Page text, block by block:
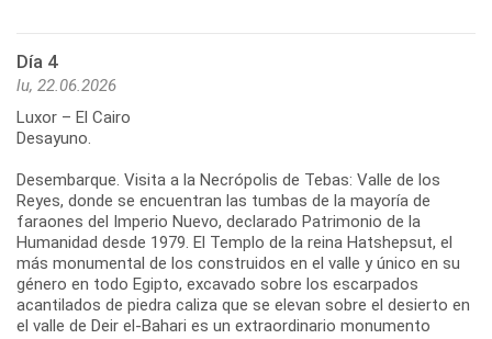
Día 4
lu, 22.06.2026
Luxor – El Cairo
Desayuno.
Desembarque. Visita a la Necrópolis de Tebas: Valle de los
Reyes, donde se encuentran las tumbas de la mayoría de
faraones del Imperio Nuevo, declarado Patrimonio de la
Humanidad desde 1979. El Templo de la reina Hatshepsut, el
más monumental de los construidos en el valle y único en su
género en todo Egipto, excavado sobre los escarpados
acantilados de piedra caliza que se elevan sobre el desierto en
el valle de Deir el-Bahari es un extraordinario monumento